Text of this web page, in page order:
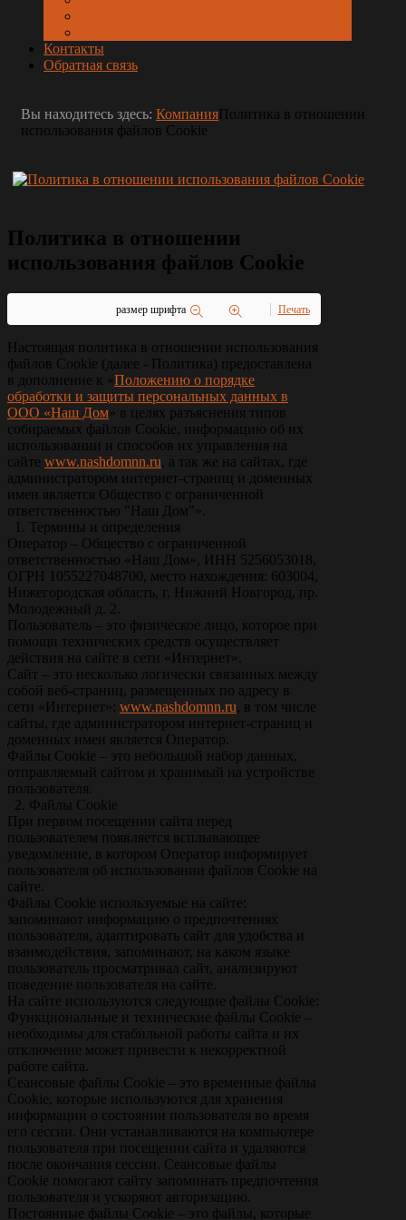
Контакты
Обратная связь
Вы находитесь здесь: КомпанияПолитика в отношении
использования файлов Cookie
Политика в отношении
использования файлов Cookie
размер шрифта Печать
Настоящая политика в отношении использования
файлов Cookie (далее - Политика) предоставлена
в дополнение к « Положению о порядке
обработки и защиты персональных данных в
ООО «Наш Дом » в целях разъяснения типов
собираемых файлов Сookie, информацию об их
использовании и способов их управления на
сайте www.nashdomnn.ru , а так же на сайтах, где
администратором интернет-страниц и доменных
имен является Общество с ограниченной
ответственностью "Наш Дом"».
1. Термины и определения
Оператор – Общество с ограниченной
ответственностью «Наш Дом», ИНН 5256053018,
ОГРН 1055227048700, место нахождения: 603004,
Нижегородская область, г. Нижний Новгород, пр.
Молодежный д. 2.
Пользователь – это физическое лицо, которое при
помощи технических средств осуществляет
действия на сайте в сети «Интернет».
Сайт – это несколько логически связанных между
собой веб-страниц, размещенных по адресу в
сети «Интернет»: www.nashdomnn.ru , в том числе
сайты, где администратором интернет-страниц и
доменных имен является Оператор.
Файлы Cookie – это небольшой набор данных,
отправляемый сайтом и хранимый на устройстве
пользователя.
2. Файлы Сookie
При первом посещении сайта перед
пользователем появляется всплывающее
уведомление, в котором Оператор информирует
пользователя об использовании файлов Сookie на
сайте.
Файлы Сookie используемые на сайте:
запоминают информацию о предпочтениях
пользователя, адаптировать сайт для удобства и
взаимодействия, запоминают, на каком языке
пользователь просматривал сайт, анализируют
поведение пользователя на сайте.
На сайте используются следующие файлы Сookie:
Функциональные и технические файлы Сookie –
необходимы для стабильной работы сайта и их
отключение может привести к некорректной
работе сайта.
Сеансовые файлы Сookie – это временные файлы
Сookie, которые используются для хранения
информации о состоянии пользователя во время
его сессии. Они устанавливаются на компьютере
пользователя при посещении сайта и удаляются
после окончания сессии. Сеансовые файлы
Сookie помогают сайту запоминать предпочтения
пользователя и ускоряют авторизацию.
Постоянные файлы Сookie – это файлы, которые